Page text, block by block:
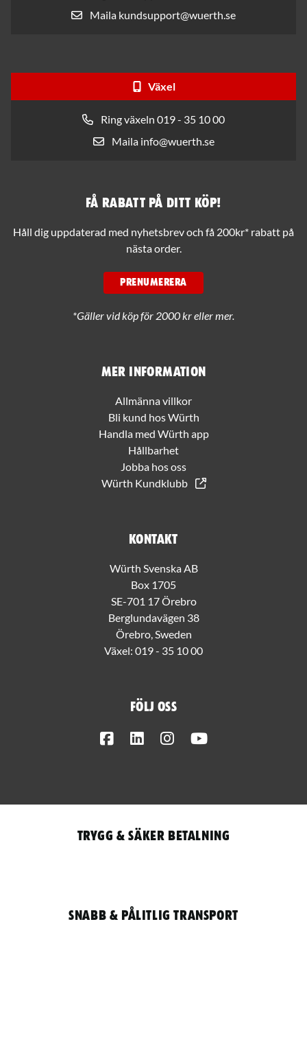
Maila kundsupport@wuerth.se
Växel
Ring växeln 019 - 35 10 00
Maila info@wuerth.se
Mer information
Allmänna villkor
Bli kund hos Würth
Handla med Würth app
Hållbarhet
Jobba hos oss
Würth Kundklubb
Kontakt
Würth Svenska AB
Box 1705
SE-701 17 Örebro
Berglundavägen 38
Örebro, Sweden
Växel: 019 - 35 10 00
Följ oss
FacebookLinkedInInstagram
Få rabatt på ditt köp!
Håll dig uppdaterad med nyhetsbrev och få 200kr* rabatt på
nästa order.
PRENUMERERA
*Gäller vid köp för 2000 kr eller mer.
Trygg & säker betalning
Snabb & pålitlig transport